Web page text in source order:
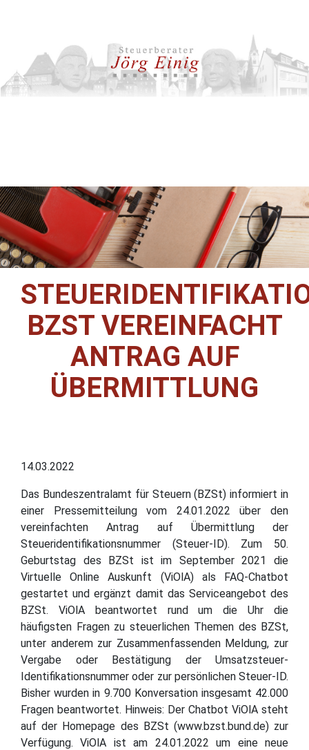
BZST VEREINFACHT
ANTRAG AUF
ÜBERMITTLUNG
14.03.2022
Das Bundeszentralamt für Steuern (BZSt) informiert in
einer Pressemitteilung vom 24.01.2022 über den
vereinfachten Antrag auf Übermittlung der
Steueridentifikationsnummer (Steuer-ID). Zum 50.
Geburtstag des BZSt ist im September 2021 die
Virtuelle Online Auskunft (ViOlA) als FAQ-Chatbot
gestartet und ergänzt damit das Serviceangebot des
BZSt. ViOlA beantwortet rund um die Uhr die
häufigsten Fragen zu steuerlichen Themen des BZSt,
unter anderem zur Zusammenfassenden Meldung, zur
Vergabe oder Bestätigung der Umsatzsteuer-
Identifikationsnummer oder zur persönlichen Steuer-ID.
Bisher wurden in 9.700 Konversation insgesamt 42.000
Fragen beantwortet. Hinweis: Der Chatbot ViOlA steht
auf der Homepage des BZSt (www.bzst.bund.de) zur
Verfügung. ViOlA ist am 24.01.2022 um eine neue